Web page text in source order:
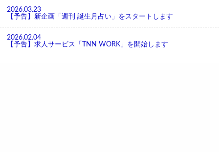
2026.03.23
【予告】新企画「週刊 誕生月占い」をスタートします
2026.02.04
【予告】求人サービス「TNN WORK」を開始します